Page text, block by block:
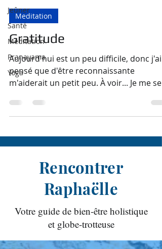
Jeûner
Santé
Meditation
Pranayama
Yoga
Meditation
Gratitude
Aujourd'hui est un peu difficile, donc j'ai
pensé que d'être reconnaissante
m'aiderait un petit peu. À voir... Je me
Rencontrer
Raphaëlle
Votre guide de bien-être holistique
et globe-trotteuse